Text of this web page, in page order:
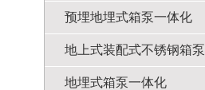
预埋地埋式箱泵一体化
地埋式箱泵一体化